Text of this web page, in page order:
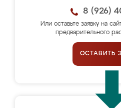
8 (926)
Или оставьте заявку на
предварительного
ОСТАВИТЬ